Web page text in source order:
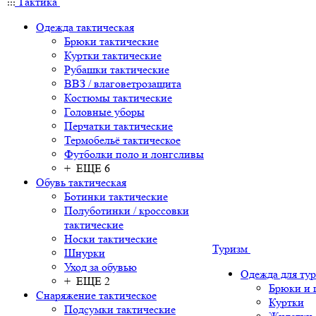
Одежда тактическая
Брюки тактические
Куртки тактические
Рубашки тактические
ВВЗ / влаговетрозащита
Костюмы тактические
Головные уборы
Перчатки тактические
Термобельё тактическое
Футболки поло и лонгсливы
+ ЕЩЕ 6
Обувь тактическая
Ботинки тактические
Полуботинки / кроссовки
тактические
Носки тактические
Шнурки
Уход за обувью
+ ЕЩЕ 2
Снаряжение тактическое
Подсумки тактические
Туризм
Одежда для
Брюки и
Куртки